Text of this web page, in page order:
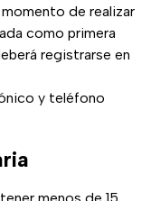
de realizar
como primera
registrarse en
y teléfono